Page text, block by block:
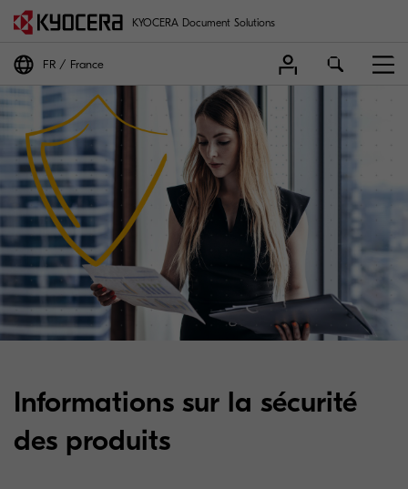
KYOCERA Document Solutions
FR France
Informations sur la sécurité
des produits